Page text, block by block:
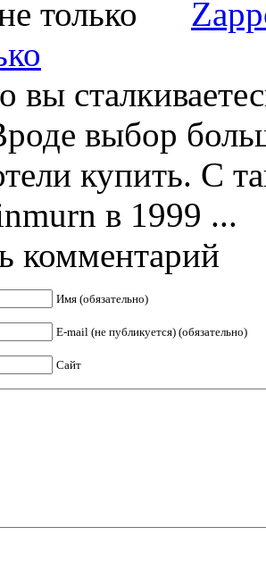
вы
выбор
купить. С
в 1999 ...
комментарий
Имя (обязательно)
E-mail (не публикуется) (обязательно)
Сайт